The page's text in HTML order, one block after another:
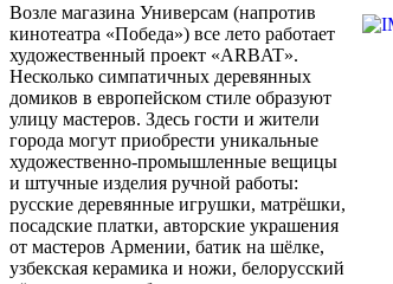
Возле магазина Универсам (напротив
кинотеатра «Победа») все лето работает
художественный проект «ARBAT».
Несколько симпатичных деревянных
домиков в европейском стиле образуют
улицу мастеров. Здесь гости и жители
города могут приобрести уникальные
художественно-промышленные вещицы
и штучные изделия ручной работы:
русские деревянные игрушки, матрёшки,
посадские платки, авторские украшения
от мастеров Армении, батик на шёлке,
узбекская керамика и ножи, белорусский